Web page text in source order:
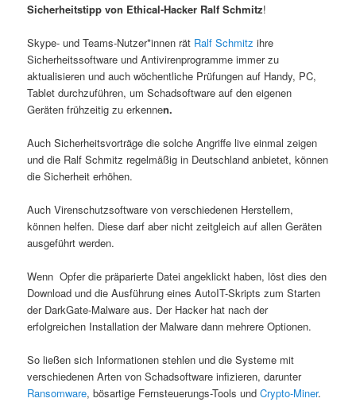
Sicherheitstipp von Ethical-Hacker Ralf Schmitz!
Skype- und Teams-Nutzer*innen rät Ralf Schmitz ihre
Sicherheitssoftware und Antivirenprogramme immer zu
aktualisieren und auch wöchentliche Prüfungen auf Handy, PC,
Tablet durchzuführen, um Schadsoftware auf den eigenen
Geräten frühzeitig zu erkennen.
Auch Sicherheitsvorträge die solche Angriffe live einmal zeigen
und die Ralf Schmitz regelmäßig in Deutschland anbietet, können
die Sicherheit erhöhen.
Auch Virenschutzsoftware von verschiedenen Herstellern,
können helfen. Diese darf aber nicht zeitgleich auf allen Geräten
ausgeführt werden.
Wenn Opfer die präparierte Datei angeklickt haben, löst dies den
Download und die Ausführung eines AutoIT-Skripts zum Starten
der DarkGate-Malware aus. Der Hacker hat nach der
erfolgreichen Installation der Malware dann mehrere Optionen.
So ließen sich Informationen stehlen und die Systeme mit
verschiedenen Arten von Schadsoftware infizieren, darunter
Ransomware, bösartige Fernsteuerungs-Tools undCrypto-Miner.